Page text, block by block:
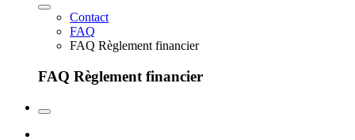
Contact
FAQ
FAQ Règlement financier
FAQ Règlement financier